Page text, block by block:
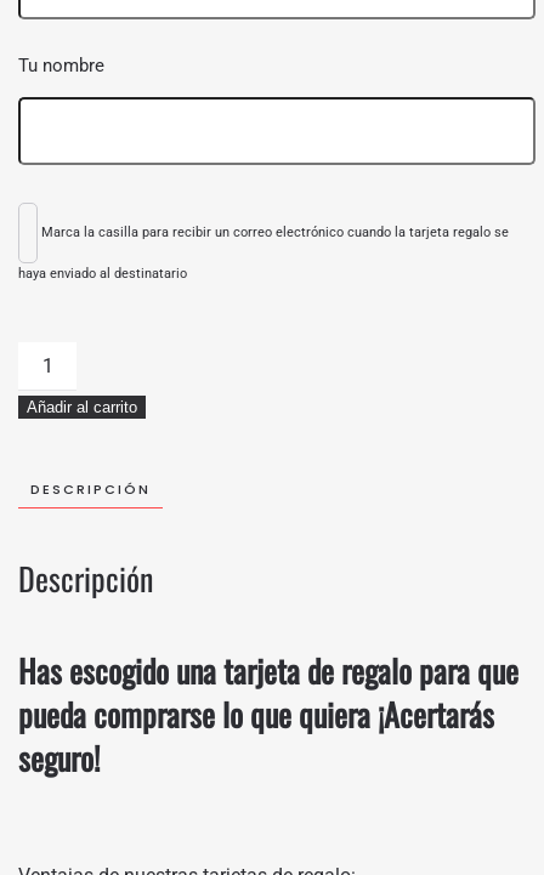
Tu nombre
Marca la casilla para recibir un correo electrónico cuando la tarjeta regalo se
haya enviado al destinatario
Tarjeta
Regalo
300
cantidad
Añadir al carrito
DESCRIPCIÓN
Descripción
Has escogido una tarjeta de regalo para que
pueda comprarse lo que quiera ¡Acertarás
seguro!